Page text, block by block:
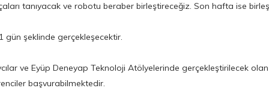
tanıyacak ve robotu beraber birleştireceğiz. Son hafta ise
şeklinde gerçekleşecektir.
ve Eyüp Deneyap Teknoloji Atölyelerinde gerçekleştirilecek
başvurabilmektedir.